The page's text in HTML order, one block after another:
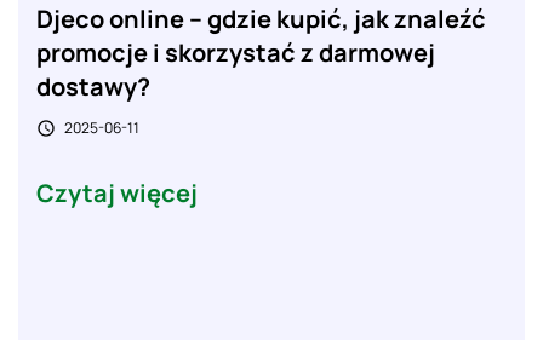
Djeco online – gdzie kupić, jak znaleźć
promocje i skorzystać z darmowej
dostawy?
 2025-06-11
Czytaj więcej